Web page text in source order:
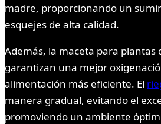
madre, proporcionando un
esquejes de alta calidad.
Además, la maceta para plantas
garantizan una mejor
alimentación más eficiente. El
manera gradual, evitando el
promoviendo un ambiente